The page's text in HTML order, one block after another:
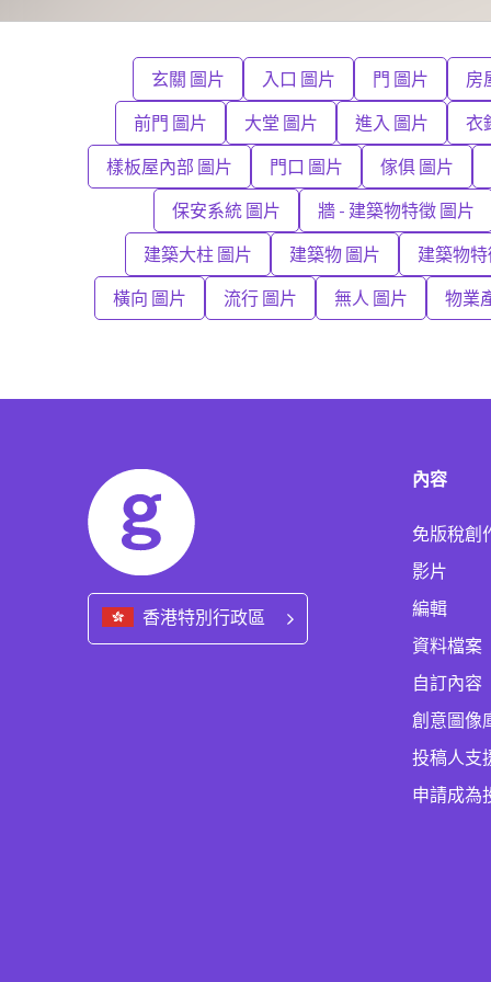
玄關 圖片 入口 圖片 門 圖片 房
前門 圖片 大堂 圖片 進入 圖片 衣
樣板屋內部 圖片 門口 圖片 傢俱 圖片
保安系統 圖片 牆 - 建築物特徵 圖片
建築大柱 圖片 建築物 圖片 建築物
橫向 圖片 流行 圖片 無人 圖片 物業
香港特別行政區
內容
免版稅創
影片
編輯
資料檔案
自訂內容
創意圖像
投稿人支
申請成為